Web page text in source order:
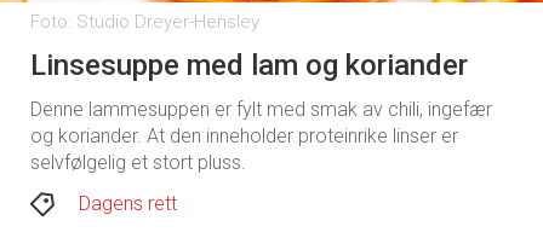
Foto: Studio Dreyer-Hensley
Linsesuppe med lam og koriander
Denne lammesuppen er fylt med smak av chili, ingefær
og koriander. At den inneholder proteinrike linser er
selvfølgelig et stort pluss.
Dagens rett